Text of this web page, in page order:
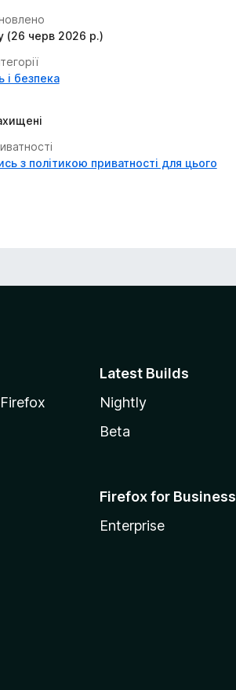
(26 черв 2026 р.)
і безпека
з політикою приватності для цього
Latest Builds
Nightly
Beta
Firefox for Business
Enterprise